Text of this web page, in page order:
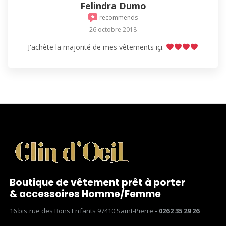
Felindra Dumo
recommends
26 octobre 2018
J'achète la majorité de mes vêtements içi.
Boutique de vêtement prêt à porter
& accessoires Homme/Femme
16 bis rue des Bons Enfants 97410 Saint-Pierre - 0262 35 29 26